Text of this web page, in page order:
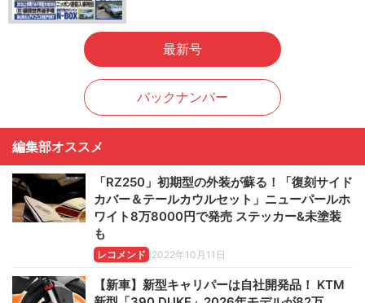
最新号
バックナンバー
編集部オススメ
「RZ250」初期型の外装が蘇る！「復刻サイド
カバー＆テールカウルセット」ニューパールホ
ワイト8万8000円で発売 ステッカー&未塗装
も
レコメンド 2022年10月11日
【新車】新型キャリパーは自社開発品！ KTM